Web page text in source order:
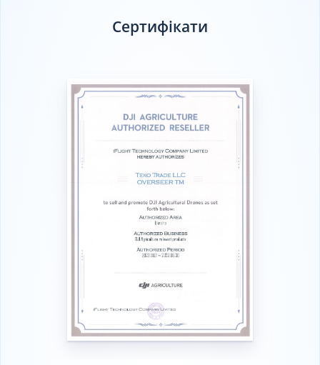
Сертифікати